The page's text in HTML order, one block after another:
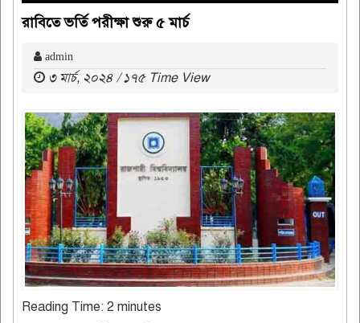
রাবিতে ভর্তি পরীক্ষা শুরু ৫ মার্চ
admin
৩ মার্চ, ২০২৪ / ১৭৫ Time View
Reading Time: 2 minutes